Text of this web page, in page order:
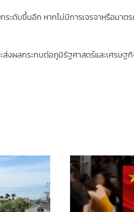
ดับขึ้นอีก หากไม่มีการเจรจาหรือมาต
งผลกระทบต่อภูมิรัฐศาสตร์และเศรษฐ